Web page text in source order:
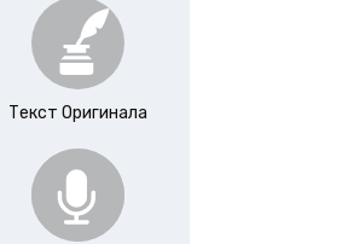
Текст Оригинала